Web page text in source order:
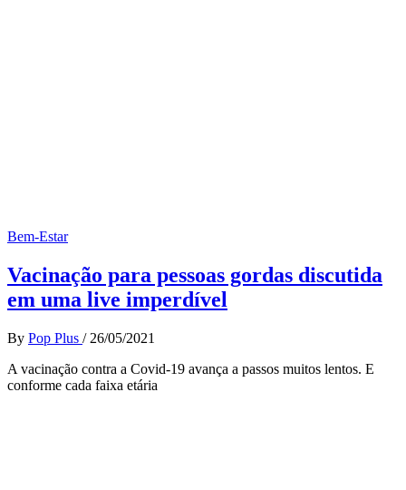
Bem-Estar
Vacinação para pessoas gordas discutida
em uma live imperdível
By Pop Plus / 26/05/2021
A vacinação contra a Covid-19 avança a passos muitos lentos. E
conforme cada faixa etária